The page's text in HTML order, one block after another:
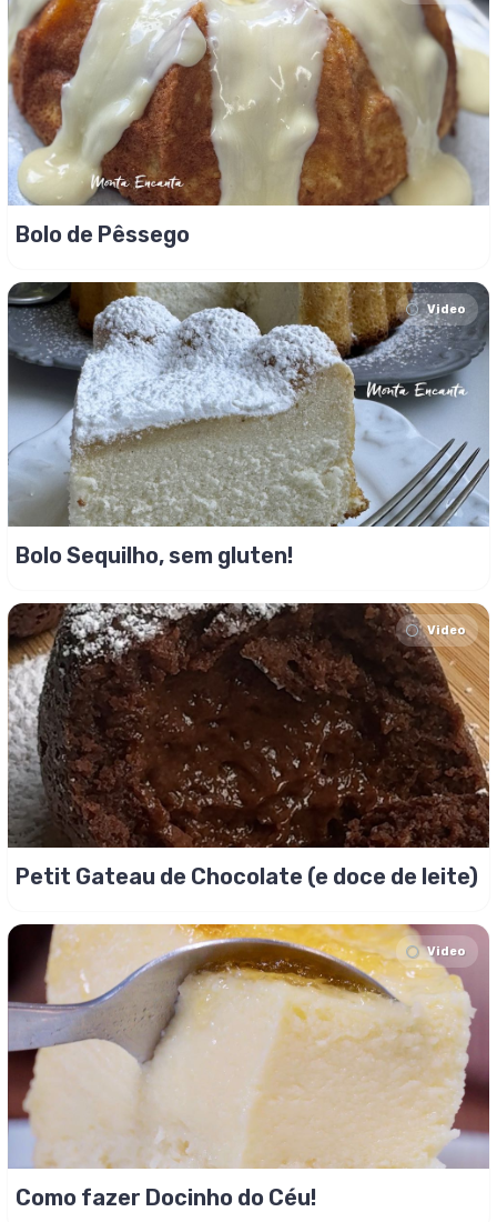
Bolo de Pêssego
Video
Bolo Sequilho, sem gluten!
Video
Petit Gateau de Chocolate (e doce de leite)
Video
Como fazer Docinho do Céu!